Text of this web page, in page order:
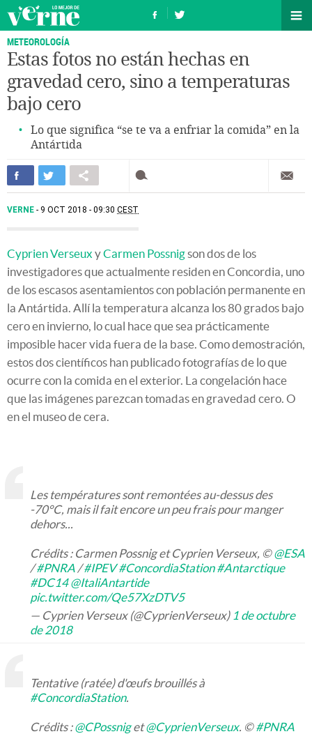
METEOROLOGÍA
Estas fotos no están hechas en
gravedad cero, sino a temperaturas
bajo cero
Lo que significa “se te va a enfriar la comida” en la
Antártida
VERNE 9 OCT 2018 - 09:30 CEST
Cyprien Verseux yCarmen Possnigson dos de los
investigadores que actualmente residen en Concordia, uno
de los escasos asentamientos con población permanente en
la Antártida. Allí la temperatura alcanza los 80 grados bajo
cero en invierno, lo cual hace que sea prácticamente
imposible hacer vida fuera de la base. Como demostración,
estos dos científicos han publicado fotografías de lo que
ocurre con la comida en el exterior. La congelación hace
que las imágenes parezcan tomadas en gravedad cero. O
en el museo de cera.
Les températures sont remontées au-dessus des
-70°C, mais il fait encore un peu frais pour manger
dehors...
Crédits : Carmen Possnig et Cyprien Verseux, ©@ESA
/#PNRA /#IPEV #ConcordiaStation #Antarctique
#DC14 @ItaliAntartide
pic.twitter.com/Qe57XzDTV5
— Cyprien Verseux (@CyprienVerseux) 1 de octubre
de 2018
Tentative (ratée) d'œufs brouillés à
#ConcordiaStation.
Crédits :@CPossniget@CyprienVerseux. ©#PNRA